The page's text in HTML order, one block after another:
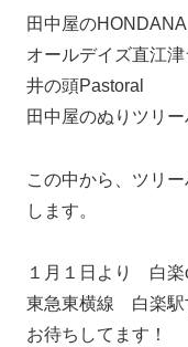
田中屋のHONDANA
オールデイズ直江
井の頭Pastoral
田中屋のぬりツリー
この中から、ツリ
します。
１月１日より 白楽
東急東横線 白楽
お待ちしてます！